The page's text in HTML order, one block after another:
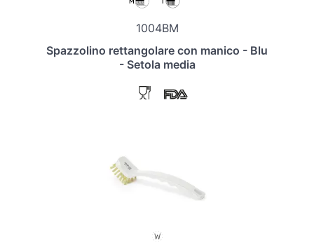
1004BM
Spazzolino rettangolare con manico - Blu
- Setola media